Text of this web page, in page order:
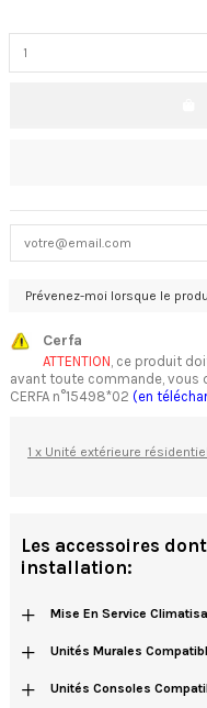
Cerfa
ATTENTION , ce produit
avant toute commande, vous
CERFA n°15498*02 (en
1 x Unité extérieure
Les accessoires
installation:
+ Mise En Service
+ Unités Murales
+ Unités Consoles